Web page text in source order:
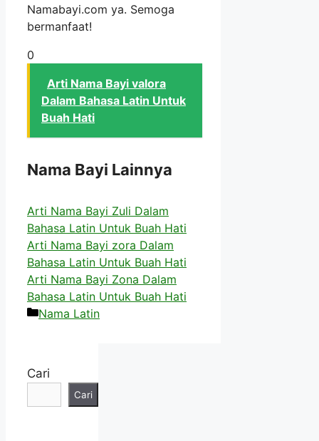
Namabayi.com ya. Semoga
bermanfaat!
0
Arti Nama Bayi valora
Dalam Bahasa Latin Untuk
Buah Hati
Nama Bayi Lainnya
Arti Nama Bayi Zuli Dalam
Bahasa Latin Untuk Buah Hati
Arti Nama Bayi zora Dalam
Bahasa Latin Untuk Buah Hati
Arti Nama Bayi Zona Dalam
Bahasa Latin Untuk Buah Hati
Kategori
Nama Latin
Cari
Cari